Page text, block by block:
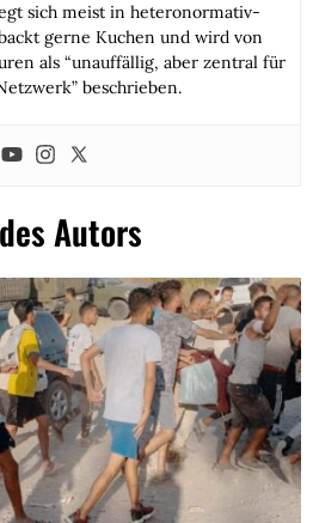
sich meist in heteronormativ-
gerne Kuchen und wird von
als “unauffällig, aber zentral für
beschrieben.
Autors